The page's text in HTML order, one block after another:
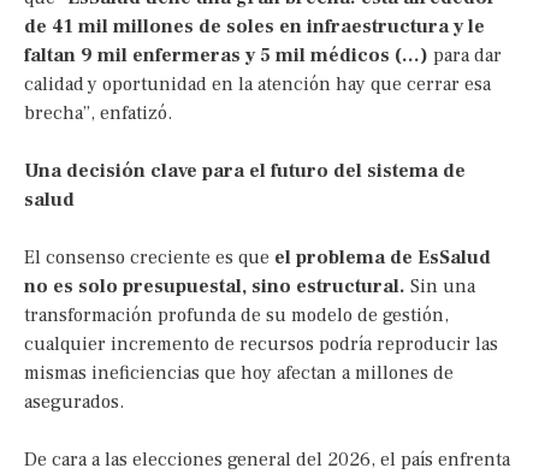
de 41 mil millones de soles en infraestructura y le
faltan 9 mil enfermeras y 5 mil médicos (…) para dar
calidad y oportunidad en la atención hay que cerrar esa
brecha”, enfatizó.
Una decisión clave para el futuro del sistema de
salud
El consenso creciente es que el problema de EsSalud
no es solo presupuestal, sino estructural. Sin una
transformación profunda de su modelo de gestión,
cualquier incremento de recursos podría reproducir las
mismas ineficiencias que hoy afectan a millones de
asegurados.
De cara a las elecciones general del 2026, el país enfrenta